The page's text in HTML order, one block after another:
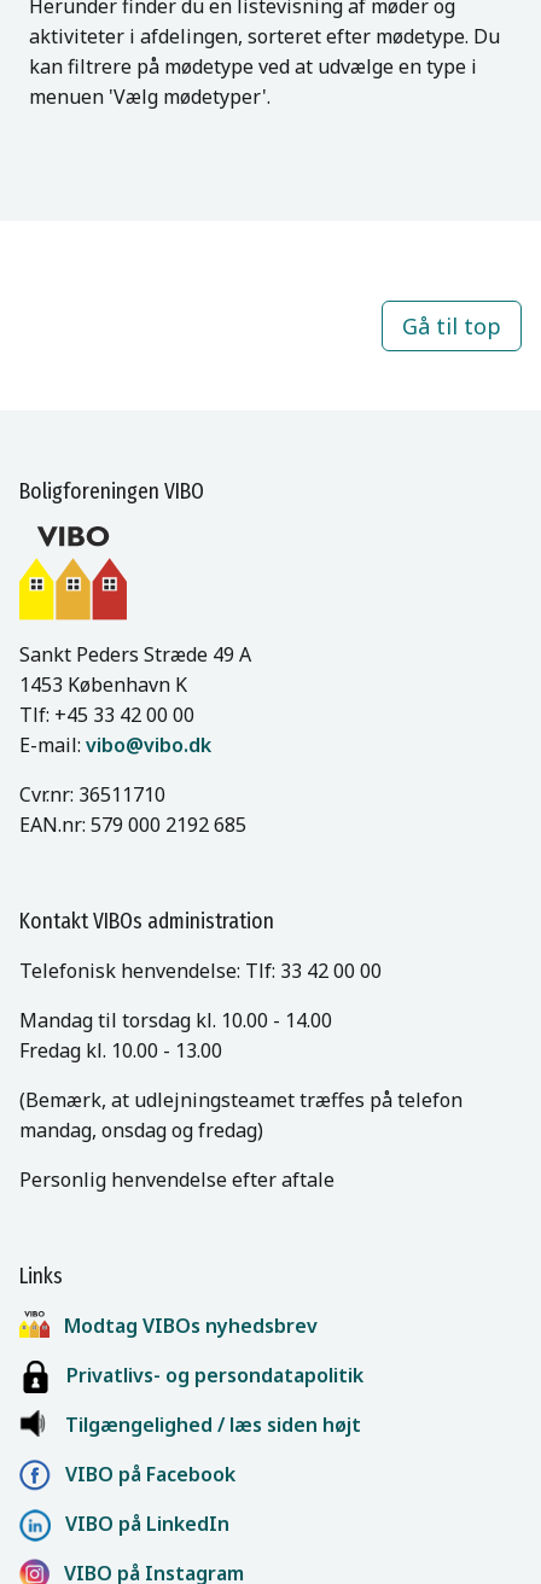
Herunder finder du en listevisning af møder og
aktiviteter i afdelingen, sorteret efter mødetype. Du
kan filtrere på mødetype ved at udvælge en type i
menuen 'Vælg mødetyper'.
Gå til top
Boligforeningen VIBO
Sankt Peders Stræde 49 A
1453 København K
Tlf: +45 33 42 00 00
E-mail: vibo@vibo.dk
Cvr.nr: 36511710
EAN.nr: 579 000 2192 685
Kontakt VIBOs administration
Telefonisk henvendelse: Tlf: 33 42 00 00
Mandag til torsdag kl. 10.00 - 14.00
Fredag kl. 10.00 - 13.00
(Bemærk, at udlejningsteamet træffes på telefon
mandag, onsdag og fredag)
Personlig henvendelse efter aftale
Links
Modtag VIBOs nyhedsbrev
Privatlivs- og persondatapolitik
Tilgængelighed / læs siden højt
VIBO på Facebook
VIBO på LinkedIn
VIBO på Instagram